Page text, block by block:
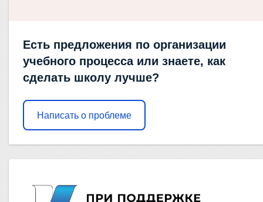
Есть предложения по организации
учебного процесса или знаете, как
сделать школу лучше?
Написать о проблеме